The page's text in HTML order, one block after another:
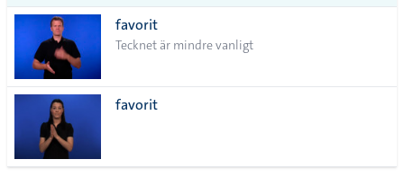
alla i
lista
favorit
Tecknet är mindre vanligt
favorit